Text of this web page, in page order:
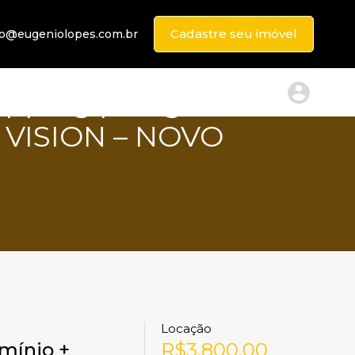
Cadastre seu imóvel
| Aluguel +
– NOVO
+
Locação
R$3.800,00